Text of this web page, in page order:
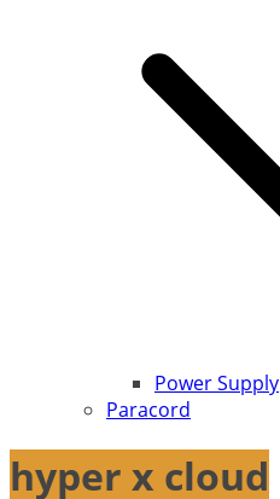
Power Supply
Paracord
hyper x cloud